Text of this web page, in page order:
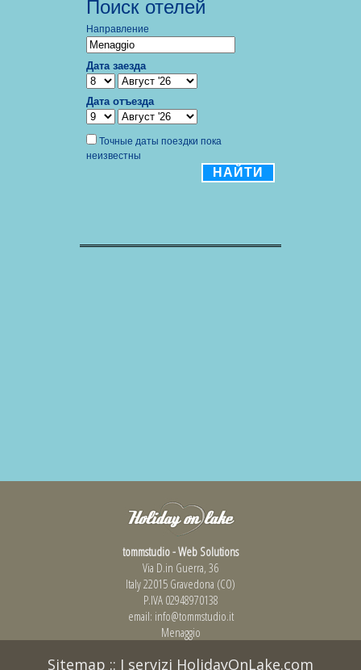
tommstudio - Web Solutions
Via D.in Guerra, 36
Italy 22015 Gravedona (CO)
P.IVA 02948970138
email: info@tommstudio.it
Menaggio
Sitemap :: I servizi HolidayOnLake.com